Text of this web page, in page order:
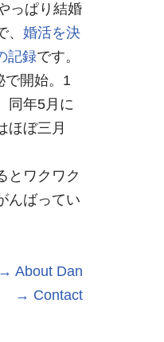
っぱり結婚
婚活を決
記録です。
で開始。1
同年5月に
ほぼ三月
とワクワク
んばってい
→ About Dan
→ Contact